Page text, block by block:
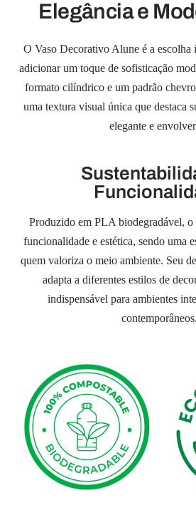
Elegância e
O Vaso Decorativo Alune é a escolha
adicionar um toque de sofisticação
formato cilíndrico e um padrão
uma textura visual única que destaca
elegante e
Produzido em PLA biodegradável,
funcionalidade e estética, sendo uma
quem valoriza o meio ambiente. Seu
adapta a diferentes estilos de
indispensável para ambientes
contemporâneos.